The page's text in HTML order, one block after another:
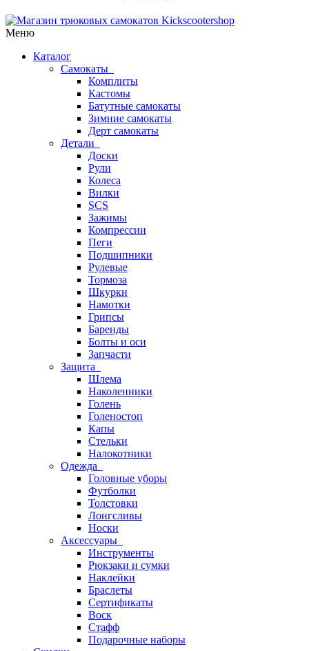
Меню
Каталог
Самокаты
Комплиты
Кастомы
Батутные самокаты
Зимние самокаты
Дерт самокаты
Детали
Доски
Рули
Колеса
Вилки
SCS
Зажимы
Компрессии
Пеги
Подшипники
Рулевые
Тормоза
Шкурки
Намотки
Грипсы
Баренды
Болты и оси
Запчасти
Защита
Шлема
Наколенники
Голень
Голеностоп
Капы
Стельки
Налокотники
Одежда
Головные уборы
Футболки
Толстовки
Лонгсливы
Носки
Аксессуары
Инструменты
Рюкзаки и сумки
Наклейки
Браслеты
Сертификаты
Воск
Стафф
Подарочные наборы